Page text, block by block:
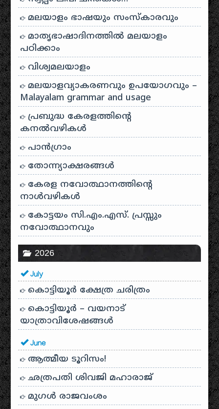
മലയാളം ഭാഷയും സംസ്കാരവും
മാതൃഭാഷാദിനത്തിൽ മലയാളം
പഠിക്കാം
വിശ്വമലയാളം
മലയാളവ്യാകരണവും ഉപയോഗവും –
Malayalam grammar and usage
പ്രബുദ്ധ കേരളത്തിന്റെ
കനൽവഴികൾ
പാന്‍ഗ്രാം
തോന്ന്യാക്ഷരങ്ങള്‍
കേരള നവോത്ഥാനത്തിന്റെ
നാൾവഴികൾ
കോട്ടയം സി.എം.എസ്. പ്രസ്സും
നവോത്ഥാനവും
2026
July
കൊട്ടിയൂർ ക്ഷേത്ര ചരിത്രം
കൊട്ടിയൂർ – വയനാട്
യാത്രാവിശേഷങ്ങൾ
June
ആത്മീയ ടൂറിസം!
ഛത്രപതി ശിവജി മഹാരാജ്
മുഗൾ രാജവംശം